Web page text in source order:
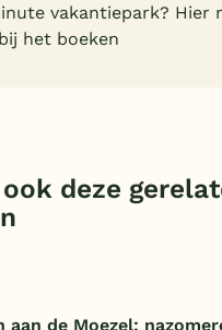
vakantiepark? Hier
het boeken
deze
aan de Moezel: